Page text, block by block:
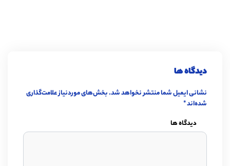
دیدگاه ها
نشانی ایمیل شما منتشر نخواهد شد.بخش‌های موردنیاز علامت‌گذاری
شده‌اند*
دیدگاه ها